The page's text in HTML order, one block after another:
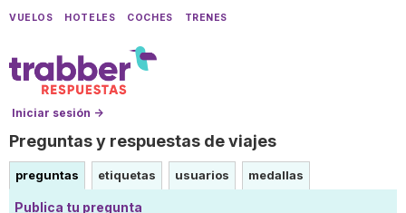
VUELOS HOTELES COCHES TRENES
Iniciar sesión →
Preguntas y respuestas de viajes
preguntas etiquetas usuarios medallas
Publica tu pregunta